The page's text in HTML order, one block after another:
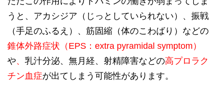
うと、アカシジア（じっとしていられない）、振戦
（手足のふるえ）、筋固縮（体のこわばり）などの
錐体外路症状（EPS：extra pyramidal symptom）
や、 乳汁分泌、無月経、射精障害などの高プロラク
チン血症が出てしまう可能性があります。